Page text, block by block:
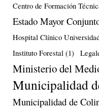
Centro de Formación
Estado Mayor
Hospital Clínico
Instituto Forestal (1)
Ministerio del
Municipalidad
Municipalidad de